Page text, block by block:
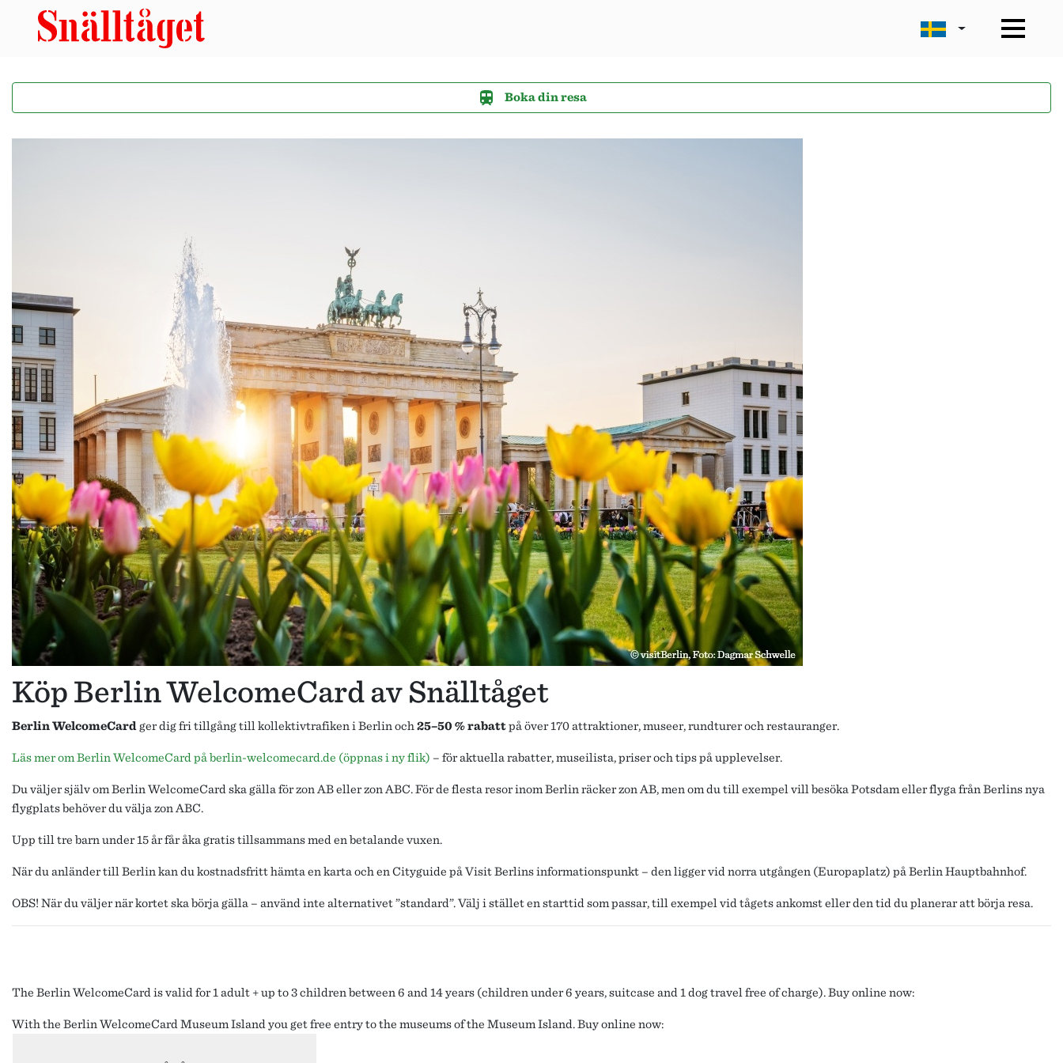
Boka din resa
Köp Berlin WelcomeCard av Snälltåget
Berlin WelcomeCardger dig fri tillgång till kollektivtrafiken i Berlin och25–50 % rabattpå över 170 attraktioner, museer, rundturer och restauranger.
Läs mer om Berlin WelcomeCard på berlin-welcomecard.de (öppnas i ny flik) – för aktuella rabatter, museilista, priser och tips på upplevelser.
Du väljer själv om Berlin WelcomeCard ska gälla för zon AB eller zon ABC. För de flesta resor inom Berlin räcker zon AB, men om du till exempel vill besöka Potsdam eller flyga från Berlins nya
flygplats behöver du välja zon ABC.
Upp till tre barn under 15 år får åka gratis tillsammans med en betalande vuxen.
När du anländer till Berlin kan du kostnadsfritt hämta en karta och en Cityguide på Visit Berlins informationspunkt – den ligger vid norra utgången (Europaplatz) på Berlin Hauptbahnhof.
OBS! När du väljer när kortet ska börja gälla – använd inte alternativet ”standard”. Välj i stället en starttid som passar, till exempel vid tågets ankomst eller den tid du planerar att börja resa.
The Berlin WelcomeCard is valid for 1 adult + up to 3 children between 6 and 14 years (children under 6 years, suitcase and 1 dog travel free of charge). Buy online now:
With the Berlin WelcomeCard Museum Island you get free entry to the museums of the Museum Island. Buy online now: